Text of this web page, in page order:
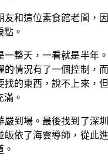
友和這位素食館老闆，因
。
一整天，一看就是半年。
的情況有了一個控制，而
找的東西，說不上來，但
。
嚴到場。最後找到了深圳
皈依了海雲導師，從此進